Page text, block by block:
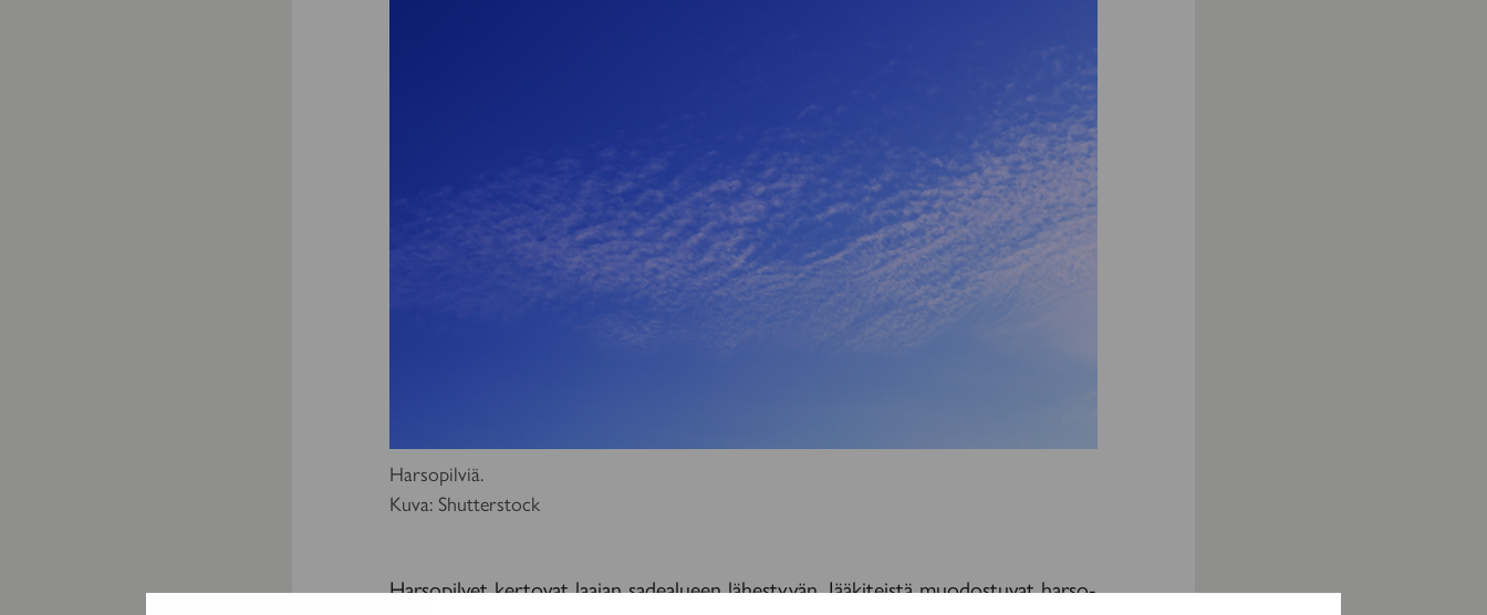
Harsopilviä.
Kuva: Shutterstock
Harsopilvet kertovat laajan sadealueen lähestyvän. Jääkiteistä muodostuvat harso­